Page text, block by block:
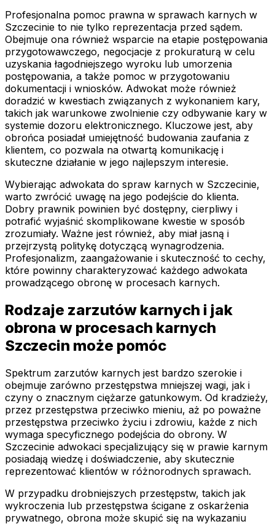
Profesjonalna pomoc prawna w sprawach karnych w
Szczecinie to nie tylko reprezentacja przed sądem.
Obejmuje ona również wsparcie na etapie postępowania
przygotowawczego, negocjacje z prokuraturą w celu
uzyskania łagodniejszego wyroku lub umorzenia
postępowania, a także pomoc w przygotowaniu
dokumentacji i wniosków. Adwokat może również
doradzić w kwestiach związanych z wykonaniem kary,
takich jak warunkowe zwolnienie czy odbywanie kary w
systemie dozoru elektronicznego. Kluczowe jest, aby
obrońca posiadał umiejętność budowania zaufania z
klientem, co pozwala na otwartą komunikację i
skuteczne działanie w jego najlepszym interesie.
Wybierając adwokata do spraw karnych w Szczecinie,
warto zwrócić uwagę na jego podejście do klienta.
Dobry prawnik powinien być dostępny, cierpliwy i
potrafić wyjaśnić skomplikowane kwestie w sposób
zrozumiały. Ważne jest również, aby miał jasną i
przejrzystą politykę dotyczącą wynagrodzenia.
Profesjonalizm, zaangażowanie i skuteczność to cechy,
które powinny charakteryzować każdego adwokata
prowadzącego obronę w procesach karnych.
Rodzaje zarzutów karnych i jak
obrona w procesach karnych
Szczecin może pomóc
Spektrum zarzutów karnych jest bardzo szerokie i
obejmuje zarówno przestępstwa mniejszej wagi, jak i
czyny o znacznym ciężarze gatunkowym. Od kradzieży,
przez przestępstwa przeciwko mieniu, aż po poważne
przestępstwa przeciwko życiu i zdrowiu, każde z nich
wymaga specyficznego podejścia do obrony. W
Szczecinie adwokaci specjalizujący się w prawie karnym
posiadają wiedzę i doświadczenie, aby skutecznie
reprezentować klientów w różnorodnych sprawach.
W przypadku drobniejszych przestępstw, takich jak
wykroczenia lub przestępstwa ścigane z oskarżenia
prywatnego, obrona może skupić się na wykazaniu